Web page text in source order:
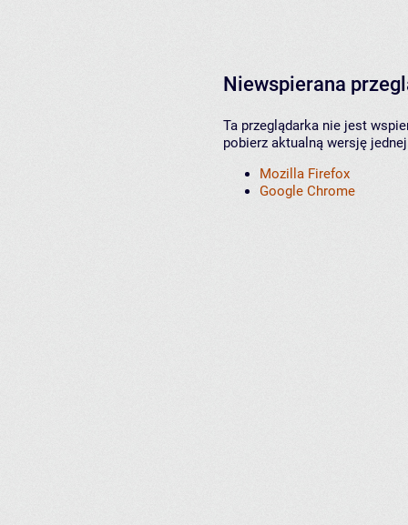
Niewspierana
Ta przeglądarka nie jest
pobierz aktualną wersję
Mozilla Firefox
Google Chrome